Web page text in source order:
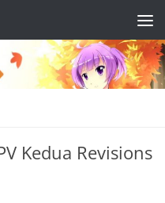
Kedua Revisions